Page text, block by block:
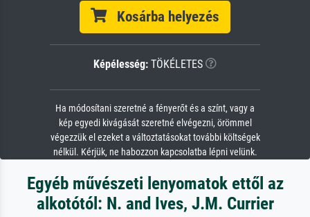
Kosárba helyezés
Képélesség: TÖKÉLETES
Ha módosítani szeretné a fényerőt és a színt, vagy a
kép egyedi kivágását szeretné elvégezni, örömmel
végezzük el ezeket a változtatásokat további költségek
nélkül. Kérjük, ne habozzon kapcsolatba lépni velünk.
Egyéb művészeti lenyomatok ettől az
alkotótól: N. and Ives, J.M. Currier